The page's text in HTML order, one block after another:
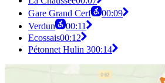
Gare Grand Cerf
00:09
Verdun
00:11
Ecossais00:12
Pétonnet Hulin 300:14